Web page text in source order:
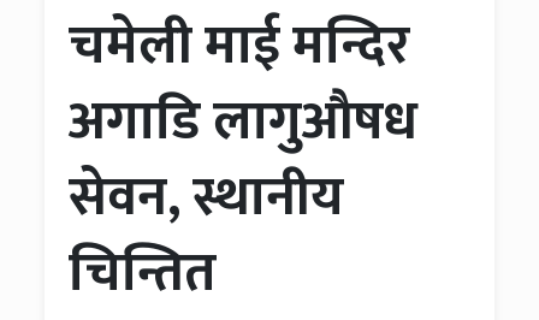
चमेली माई मन्दिर
अगाडि लागुऔषध
सेवन, स्थानीय
चिन्तित